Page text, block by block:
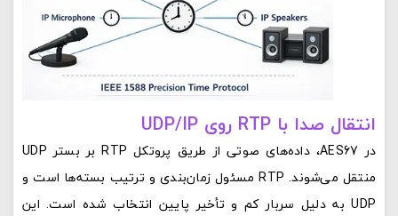
انتقال صدا با RTP روی UDP/IP
در AES67، داده‌های صوتی از طریق پروتکل RTP بر بستر UDP
منتقل می‌شوند. RTP مسئول زمان‌بندی و ترتیب بسته‌ها است و
UDP به دلیل سربار کم و تأخیر پایین انتخاب شده است. این